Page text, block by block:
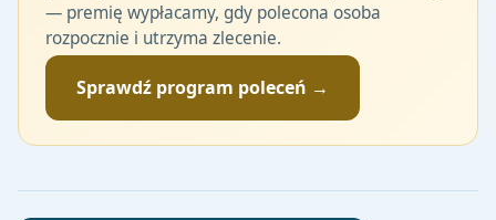
— premię wypłacamy, gdy polecona osoba
rozpocznie i utrzyma zlecenie.
Sprawdź program poleceń →